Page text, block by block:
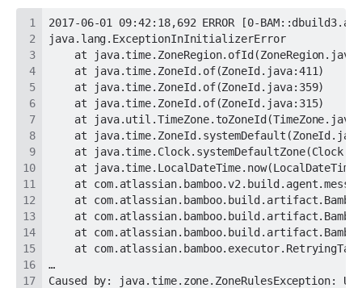
java.lang.ExceptionInInitializerError
…